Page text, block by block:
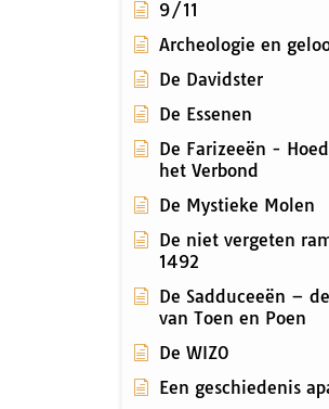
9/11
Archeologie en
De Davidster
De Essenen
De Farizeeën -
het Verbond
De Mystieke Molen
De niet vergeten
1492
De Sadduceeën –
van Toen en Poen
De WIZO
Een geschiedenis